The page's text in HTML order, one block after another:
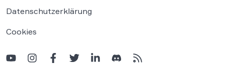
Datenschutzerklärung
Cookies